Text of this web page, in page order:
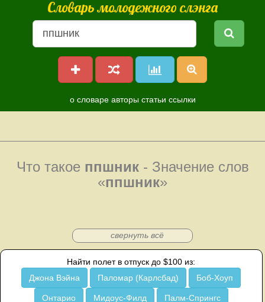
Словарь молодежного слэнга
о словаре авторы статьи ссылки
Что такое ппшник- Значение слов
«ппшник»
свернуть всё
Найти полет в отпуск до $100 из:
Джона Вэйна
Паломар (Карлсбад) Боб-Хоуп
Онтарио Мидоус-Филд Палм-Спрингс